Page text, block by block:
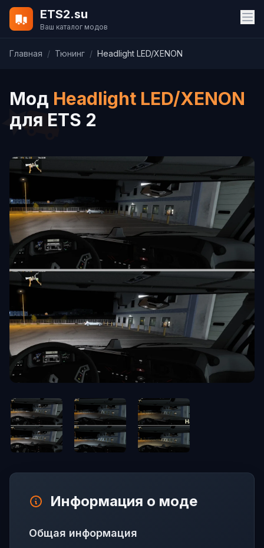
ETS2.su
Ваш каталог модов
Главная / Тюнинг / Headlight LED/XENON
Мод Headlight LED/XENON
для ETS 2
Информация о моде
Общая информация